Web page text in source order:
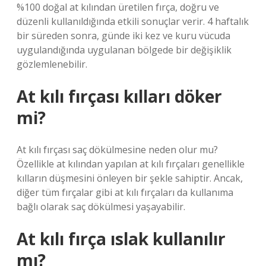
%100 doğal at kılından üretilen fırça, doğru ve
düzenli kullanıldığında etkili sonuçlar verir. 4 haftalık
bir süreden sonra, günde iki kez ve kuru vücuda
uygulandığında uygulanan bölgede bir değişiklik
gözlemlenebilir.
At kılı fırçası kılları döker
mi?
At kılı fırçası saç dökülmesine neden olur mu?
Özellikle at kılından yapılan at kılı fırçaları genellikle
kılların düşmesini önleyen bir şekle sahiptir. Ancak,
diğer tüm fırçalar gibi at kılı fırçaları da kullanıma
bağlı olarak saç dökülmesi yaşayabilir.
At kılı fırça ıslak kullanılır
mı?